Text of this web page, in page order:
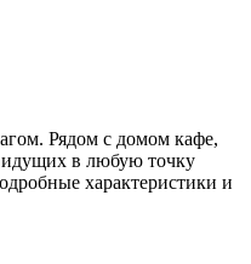
Рядом с домом кафе,
идущих в любую точку
характеристики и